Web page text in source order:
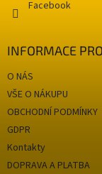
Facebook
INFORMACE
O NÁS
VŠE O NÁKUPU
OBCHODNÍ PODMÍNKY
GDPR
Kontakty
DOPRAVA A PLATBA